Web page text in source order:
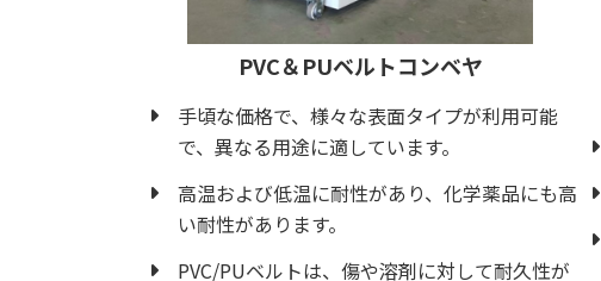
PVC＆PUベルトコンベヤ
手頃な価格で、様々な表面タイプが利用可能
で、異なる用途に適しています。
高温および低温に耐性があり、化学薬品にも高
い耐性があります。
PVC/PUベルトは、傷や溶剤に対して耐久性が